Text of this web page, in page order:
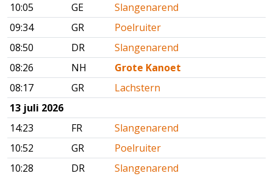
10:05
GE
Slangenarend
09:34
GR
Poelruiter
08:50
DR
Slangenarend
08:26
NH
Grote Kanoet
08:17
GR
Lachstern
13 juli 2026
14:23
FR
Slangenarend
10:52
GR
Poelruiter
10:28
DR
Slangenarend